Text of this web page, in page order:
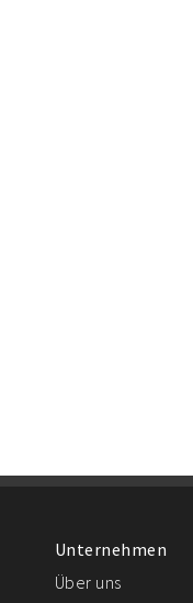
Unternehmen
Über uns